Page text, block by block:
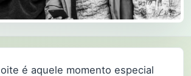
é aquele momento especial